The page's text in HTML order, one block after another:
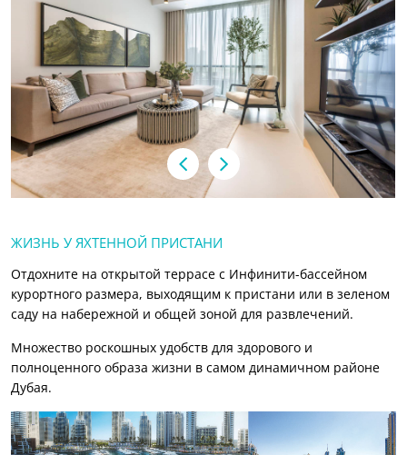
ЖИЗНЬ У ЯХТЕННОЙ ПРИСТАНИ
Отдохните на открытой террасе с Инфинити-бассейном
курортного размера, выходящим к пристани или в зеленом
саду на набережной и общей зоной для развлечений.
Множество роскошных удобств для здорового и
полноценного образа жизни в самом динамичном районе
Дубая.